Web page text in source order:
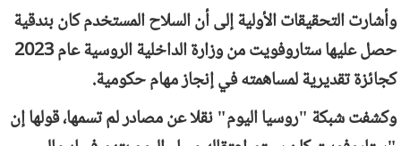
وأشارت التحقيقات الأولية إلى أن السلاح المستخدم كان بندقية
حصل عليها ستاروفويت من وزارة الداخلية الروسية عام 2023
كجائزة تقديرية لمساهمته في إنجاز مهام حكومية.
وكشفت شبكة "روسيا اليوم" نقلا عن مصادر لم تسمها، قولها إن